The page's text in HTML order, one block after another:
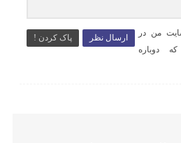
ارسال نظر پاک کردن !
من در
دوباره